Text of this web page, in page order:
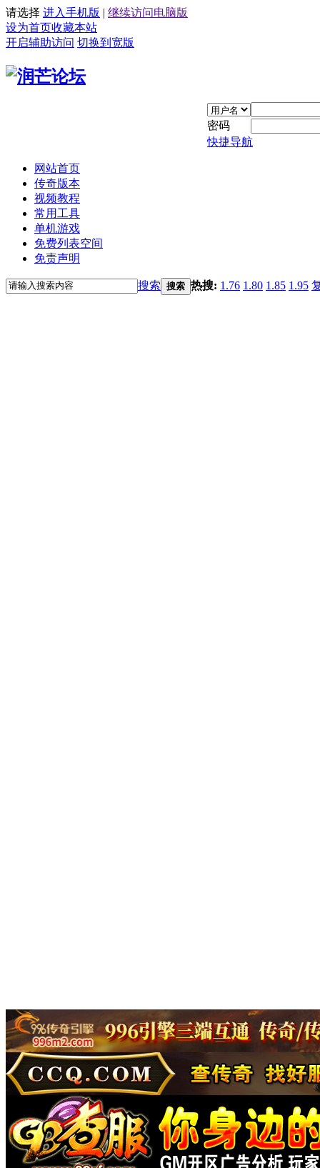
请选择 进入手机版 | 继续访问电脑版
设为首页收藏本站
开启辅助访问 切换到宽版
密码
快捷导航
网站首页
传奇版本
视频教程
常用工具
单机游戏
免费列表空间
免责声明
搜索 搜索 热搜: 1.76 1.80 1.85 1.95